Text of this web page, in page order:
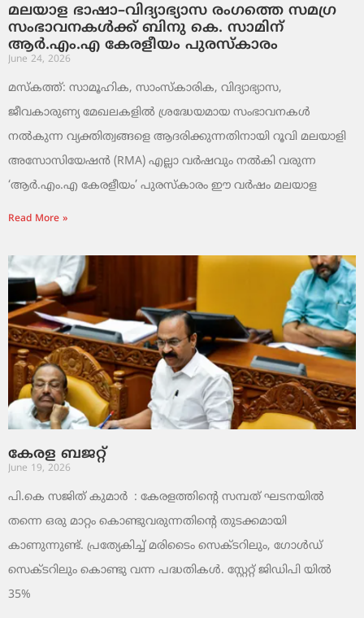
മലയാള ഭാഷാ–വിദ്യാഭ്യാസ രംഗത്തെ സമഗ്ര
സംഭാവനകൾക്ക് ബിനു കെ. സാമിന്
ആർ.എം.എ കേരളീയം പുരസ്‌കാരം
June 24, 2026
മസ്കത്ത്: സാമൂഹിക, സാംസ്‌കാരിക, വിദ്യാഭ്യാസ,
ജീവകാരുണ്യ മേഖലകളിൽ ശ്രദ്ധേയമായ സംഭാവനകൾ
നൽകുന്ന വ്യക്തിത്വങ്ങളെ ആദരിക്കുന്നതിനായി റൂവി മലയാളി
അസോസിയേഷൻ (RMA) എല്ലാ വർഷവും നൽകി വരുന്ന
‘ആർ.എം.എ കേരളീയം’ പുരസ്‌കാരം ഈ വർഷം മലയാള
Read More »
കേരള ബജറ്റ്
June 19, 2026
പി.കെ സജിത് കുമാര്‍ : കേരളത്തിന്റെ സമ്പത് ഘടനയിൽ
തന്നെ ഒരു മാറ്റം കൊണ്ടുവരുന്നതിന്റെ തുടക്കമായി
കാണുന്നുണ്ട്. പ്രത്യേകിച്ച് മരിടൈം സെക്ടറിലും, ഗോൾഡ്
സെക്ടറിലും കൊണ്ടു വന്ന പദ്ധതികൾ. സ്റ്റേറ്റ് ജിഡിപി യിൽ
35%